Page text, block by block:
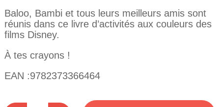
Baloo, Bambi et tous leurs meilleurs amis sont
réunis dans ce livre d’activités aux couleurs des
films Disney.
À tes crayons !
EAN :9782373366464